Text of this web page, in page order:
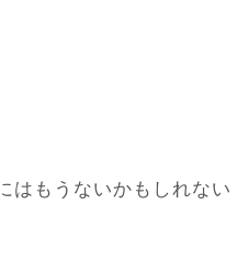
はもうないかもしれない